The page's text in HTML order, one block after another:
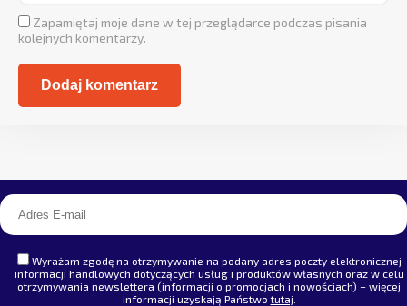
Zapamiętaj moje dane w tej przeglądarce podczas pisania
kolejnych komentarzy.
Wyrażam zgodę na otrzymywanie na podany adres poczty elektronicznej
informacji handlowych dotyczących usług i produktów własnych oraz w celu
otrzymywania newslettera (informacji o promocjach i nowościach) – więcej
informacji uzyskają Państwotutaj